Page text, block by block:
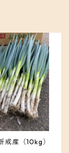
戒産（10kg）